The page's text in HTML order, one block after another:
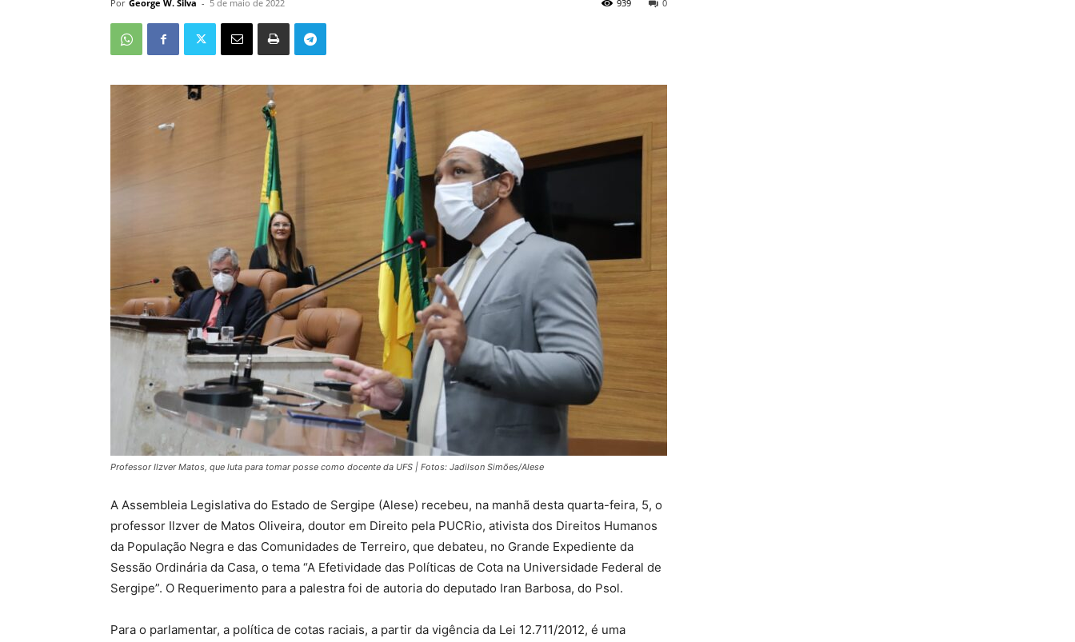
Por George W. Silva - 5 de maio de 2022 0
939
Professor Ilzver Matos, que luta para tomar posse como docente da UFS | Fotos: Jadilson Simões/Alese
A Assembleia Legislativa do Estado de Sergipe (Alese) recebeu, na manhã desta quarta-feira, 5, o
professor Ilzver de Matos Oliveira, doutor em Direito pela PUCRio, ativista dos Direitos Humanos
da População Negra e das Comunidades de Terreiro, que debateu, no Grande Expediente da
Sessão Ordinária da Casa, o tema “A Efetividade das Políticas de Cota na Universidade Federal de
Sergipe”. O Requerimento para a palestra foi de autoria do deputado Iran Barbosa, do Psol.
Para o parlamentar, a política de cotas raciais, a partir da vigência da Lei 12.711/2012, é uma